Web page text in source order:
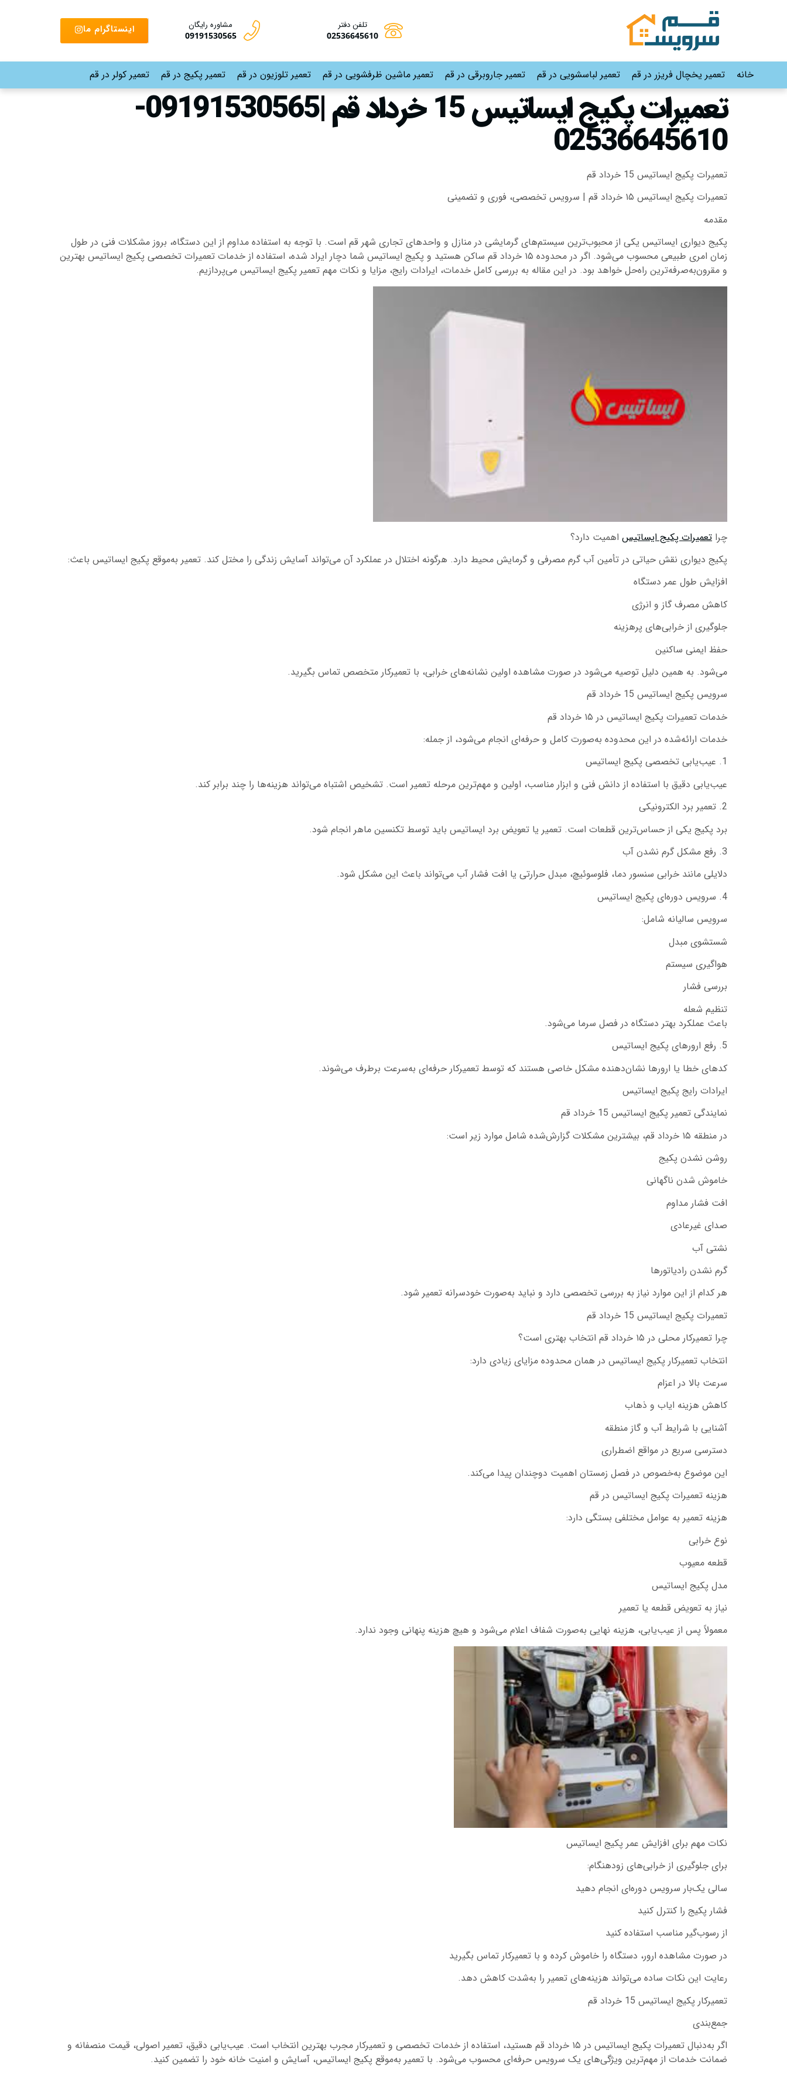
تلفن دفتر
02536645610
مشاوره رایگان
09191530565 اینستاگرام ما
خانه تعمیر یخچال فریزر در قم تعمیر لباسشویی در قم تعمیر جاروبرقی در قم تعمیر ماشین ظرفشویی در قم تعمیر تلوزیون در قم تعمیر پکیج در قم تعمیر کولر در قم
تعمیرات پکیج ایساتیس 15 خرداد قم |09191530565-
02536645610
تعمیرات پکیج ایساتیس 15 خرداد قم
تعمیرات پکیج ایساتیس ۱۵ خرداد قم | سرویس تخصصی، فوری و تضمینی
مقدمه
پکیج دیواری ایساتیس یکی از محبوب‌ترین سیستم‌های گرمایشی در منازل و واحدهای تجاری شهر قم است. با توجه به استفاده مداوم از این دستگاه، بروز مشکلات فنی در طول
زمان امری طبیعی محسوب می‌شود. اگر در محدوده ۱۵ خرداد قم ساکن هستید و پکیج ایساتیس شما دچار ایراد شده، استفاده از خدمات تعمیرات تخصصی پکیج ایساتیس بهترین
و مقرون‌به‌صرفه‌ترین راه‌حل خواهد بود. در این مقاله به بررسی کامل خدمات، ایرادات رایج، مزایا و نکات مهم تعمیر پکیج ایساتیس می‌پردازیم.
چرا تعمیرات پکیج ایساتیس اهمیت دارد؟
پکیج دیواری نقش حیاتی در تأمین آب گرم مصرفی و گرمایش محیط دارد. هرگونه اختلال در عملکرد آن می‌تواند آسایش زندگی را مختل کند. تعمیر به‌موقع پکیج ایساتیس باعث:
افزایش طول عمر دستگاه
کاهش مصرف گاز و انرژی
جلوگیری از خرابی‌های پرهزینه
حفظ ایمنی ساکنین
می‌شود. به همین دلیل توصیه می‌شود در صورت مشاهده اولین نشانه‌های خرابی، با تعمیرکار متخصص تماس بگیرید.
سرویس پکیج ایساتیس 15 خرداد قم
خدمات تعمیرات پکیج ایساتیس در ۱۵ خرداد قم
خدمات ارائه‌شده در این محدوده به‌صورت کامل و حرفه‌ای انجام می‌شود، از جمله:
1. عیب‌یابی تخصصی پکیج ایساتیس
عیب‌یابی دقیق با استفاده از دانش فنی و ابزار مناسب، اولین و مهم‌ترین مرحله تعمیر است. تشخیص اشتباه می‌تواند هزینه‌ها را چند برابر کند.
2. تعمیر برد الکترونیکی
برد پکیج یکی از حساس‌ترین قطعات است. تعمیر یا تعویض برد ایساتیس باید توسط تکنسین ماهر انجام شود.
3. رفع مشکل گرم نشدن آب
دلایلی مانند خرابی سنسور دما، فلوسوئیچ، مبدل حرارتی یا افت فشار آب می‌تواند باعث این مشکل شود.
4. سرویس دوره‌ای پکیج ایساتیس
سرویس سالیانه شامل:
شستشوی مبدل
هواگیری سیستم
بررسی فشار
تنظیم شعله
باعث عملکرد بهتر دستگاه در فصل سرما می‌شود.
5. رفع ارورهای پکیج ایساتیس
کدهای خطا یا ارورها نشان‌دهنده مشکل خاصی هستند که توسط تعمیرکار حرفه‌ای به‌سرعت برطرف می‌شوند.
ایرادات رایج پکیج ایساتیس
نمایندگی تعمیر پکیج ایساتیس 15 خرداد قم
در منطقه ۱۵ خرداد قم، بیشترین مشکلات گزارش‌شده شامل موارد زیر است:
روشن نشدن پکیج
خاموش شدن ناگهانی
افت فشار مداوم
صدای غیرعادی
نشتی آب
گرم نشدن رادیاتورها
هر کدام از این موارد نیاز به بررسی تخصصی دارد و نباید به‌صورت خودسرانه تعمیر شود.
تعمیرات پکیج ایساتیس 15 خرداد قم
چرا تعمیرکار محلی در ۱۵ خرداد قم انتخاب بهتری است؟
انتخاب تعمیرکار پکیج ایساتیس در همان محدوده مزایای زیادی دارد:
سرعت بالا در اعزام
کاهش هزینه ایاب و ذهاب
آشنایی با شرایط آب و گاز منطقه
دسترسی سریع در مواقع اضطراری
این موضوع به‌خصوص در فصل زمستان اهمیت دوچندان پیدا می‌کند.
هزینه تعمیرات پکیج ایساتیس در قم
هزینه تعمیر به عوامل مختلفی بستگی دارد:
نوع خرابی
قطعه معیوب
مدل پکیج ایساتیس
نیاز به تعویض قطعه یا تعمیر
معمولاً پس از عیب‌یابی، هزینه نهایی به‌صورت شفاف اعلام می‌شود و هیچ هزینه پنهانی وجود ندارد.
نکات مهم برای افزایش عمر پکیج ایساتیس
برای جلوگیری از خرابی‌های زودهنگام:
سالی یک‌بار سرویس دوره‌ای انجام دهید
فشار پکیج را کنترل کنید
از رسوب‌گیر مناسب استفاده کنید
در صورت مشاهده ارور، دستگاه را خاموش کرده و با تعمیرکار تماس بگیرید
رعایت این نکات ساده می‌تواند هزینه‌های تعمیر را به‌شدت کاهش دهد.
تعمیرکار پکیج ایساتیس 15 خرداد قم
جمع‌بندی
اگر به‌دنبال تعمیرات پکیج ایساتیس در ۱۵ خرداد قم هستید، استفاده از خدمات تخصصی و تعمیرکار مجرب بهترین انتخاب است. عیب‌یابی دقیق، تعمیر اصولی، قیمت منصفانه و
ضمانت خدمات از مهم‌ترین ویژگی‌های یک سرویس حرفه‌ای محسوب می‌شود. با تعمیر به‌موقع پکیج ایساتیس، آسایش و امنیت خانه خود را تضمین کنید.